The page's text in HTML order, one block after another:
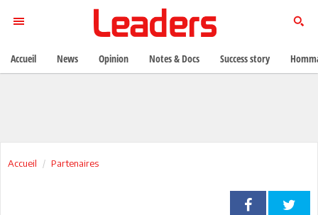
Accueil Partenaires
Accueil News Opinion Notes & Docs Success story